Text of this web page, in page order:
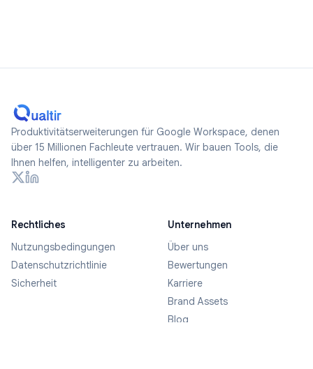
Produktivitätserweiterungen für Google Workspace, denen
über 15 Millionen Fachleute vertrauen. Wir bauen Tools, die
Ihnen helfen, intelligenter zu arbeiten.
Rechtliches
Nutzungsbedingungen
Datenschutzrichtlinie
Sicherheit
Unternehmen
Über uns
Bewertungen
Karriere
Brand Assets
Blog